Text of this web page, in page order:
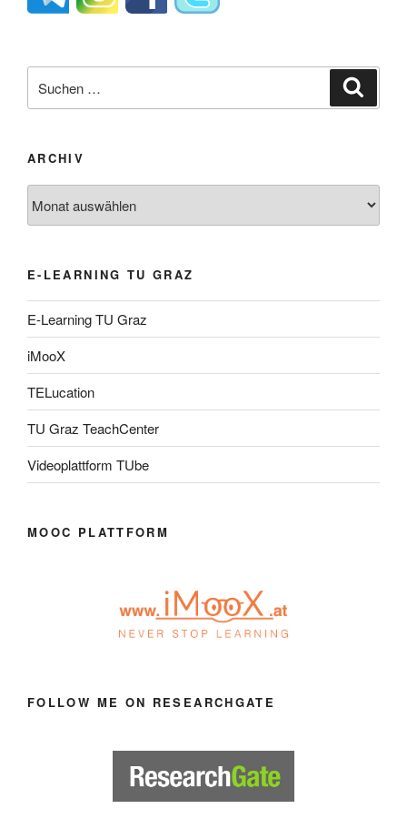
nach:
ARCHIV
E-LEARNING TU GRAZ
E-Learning TU Graz
iMooX
TELucation
TU Graz TeachCenter
Videoplattform TUbe
MOOC PLATTFORM
FOLLOW ME ON RESEARCHGATE